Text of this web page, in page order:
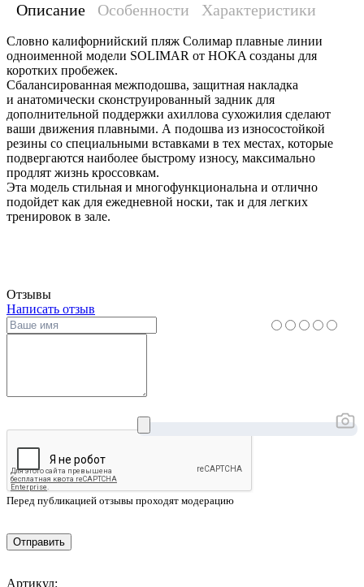
Описание Особенности Характеристики
Словно калифорнийский пляж Солимар плавные линии
одноименной модели SOLIMAR от HOKA созданы для
коротких пробежек.
Сбалансированная межподошва, защитная накладка
и анатомически сконструированный задник для
дополнительной поддержки ахиллова сухожилия сделают
ваши движения плавными. А подошва из износостойкой
резины со специальными вставками в тех местах, которые
подвергаются наиболее быстрому износу, максимально
продлят жизнь кроссовкам.
Эта модель стильная и многофункциональна и отлично
подойдет как для ежедневной носки, так и для легких
тренировок в зале.
Отзывы
Написать отзыв
Отправить
Перед публикацией отзывы проходят модерацию
Артикул: